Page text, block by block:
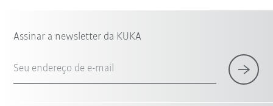
Assinar a newsletter da KUKA
Seu endereço de e-mail